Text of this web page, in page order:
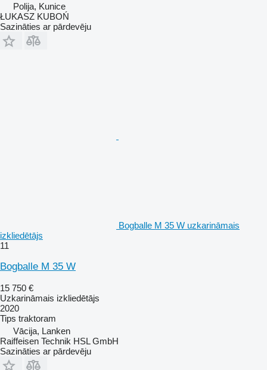
Polija, Kunice
ŁUKASZ KUBOŃ
Sazināties ar pārdevēju
Bogballe M 35 W uzkarināmais
izkliedētājs
11
Bogballe M 35 W
15 750 €
Uzkarināmais izkliedētājs
2020
Tips traktoram
Vācija, Lanken
Raiffeisen Technik HSL GmbH
Sazināties ar pārdevēju